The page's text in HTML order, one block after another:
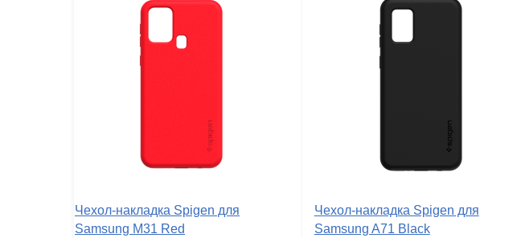
Чехол-накладка Spigen для
Samsung M31 Red
Чехол-накладка Spigen для
Samsung A71 Black